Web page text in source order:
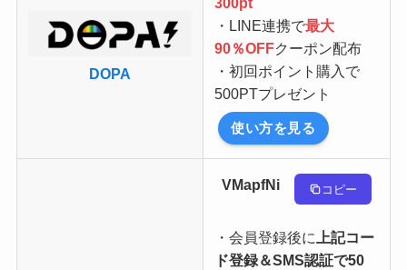
DOPA
・LINE連携で最大
90％OFFクーポン配布
・初回ポイント購入で
500PTプレゼント
使い方を見る
VMapfNi コピー
・会員登録後に
上記コー
ド登録＆SMS認証で50